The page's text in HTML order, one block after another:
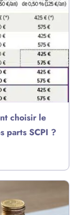
choisir le
parts SCPI ?